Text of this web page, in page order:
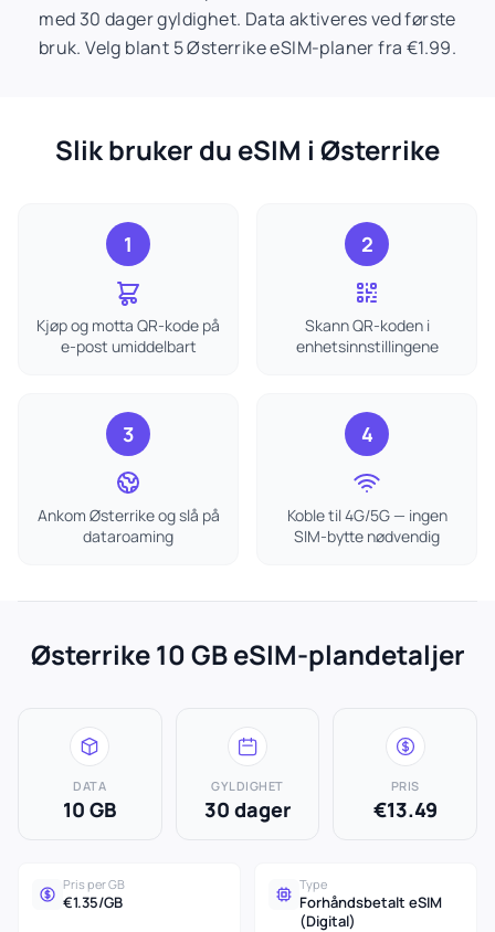
med 30 dager gyldighet. Data aktiveres ved første
bruk. Velg blant 5 Østerrike eSIM-planer fra €1.99.
Slik bruker du eSIM i Østerrike
1
Kjøp og motta QR-kode på
e-post umiddelbart
2
Skann QR-koden i
enhetsinnstillingene
3
Ankom Østerrike og slå på
dataroaming
4
Koble til 4G/5G — ingen
SIM-bytte nødvendig
Østerrike 10 GB eSIM-plandetaljer
DATA
10 GB
GYLDIGHET
30 dager
PRIS
€13.49
Pris per GB
€1.35/GB
Type
Forhåndsbetalt eSIM
(Digital)